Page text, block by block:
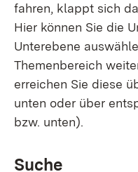
fahren, klappt sich
Hier können Sie die
Unterebene
Themenbereich
erreichen Sie diese
unten oder über
bzw. unten).
Suche